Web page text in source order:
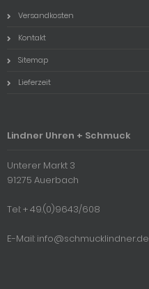
Versandkosten
Kontakt
Sitemap
Lieferzeit
Lindner Uhren + Schmuck
Unterer Markt 3
91275 Auerbach
Tel: + 49.(0)9643/608
E-Mail: info@schmucklindner.de